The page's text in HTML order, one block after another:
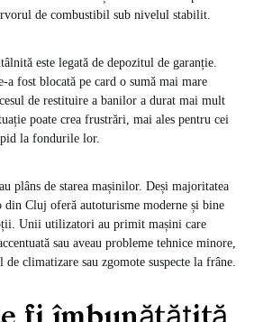
de combustibil sub nivelul stabilit.
este legată de depozitul de garanție.
fost blocată pe card o sumă mai mare
de restituire a banilor a durat mai mult
poate crea frustrări, mai ales pentru cei
la fondurile lor.
plâns de starea mașinilor. Deși majoritatea
Cluj oferă autoturisme moderne și bine
Unii utilizatori au primit mașini care
sau aveau probleme tehnice minore,
de climatizare sau zgomote suspecte la frâne.